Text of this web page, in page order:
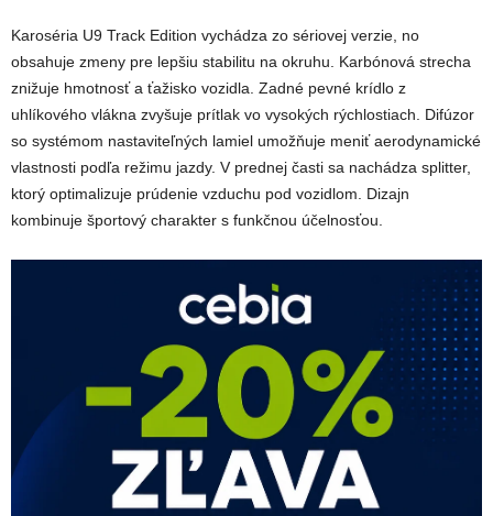
Karoséria U9 Track Edition vychádza zo sériovej verzie, no
obsahuje zmeny pre lepšiu stabilitu na okruhu. Karbónová strecha
znižuje hmotnosť a ťažisko vozidla. Zadné pevné krídlo z
uhlíkového vlákna zvyšuje prítlak vo vysokých rýchlostiach. Difúzor
so systémom nastaviteľných lamiel umožňuje meniť aerodynamické
vlastnosti podľa režimu jazdy. V prednej časti sa nachádza splitter,
ktorý optimalizuje prúdenie vzduchu pod vozidlom. Dizajn
kombinuje športový charakter s funkčnou účelnosťou.